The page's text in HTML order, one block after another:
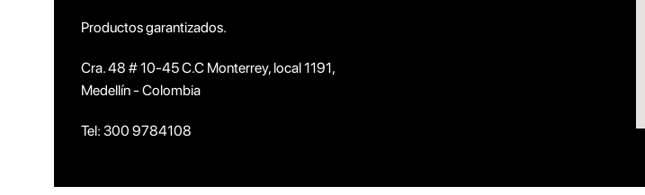
Productos garantizados.
Cra. 48 # 10-45 C.C Monterrey, local 1191,
Medellín - Colombia
Tel: 300 9784108